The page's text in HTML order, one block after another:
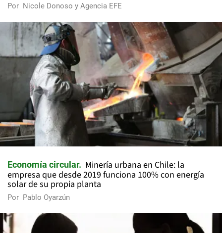
Por Nicole Donoso y Agencia EFE
Economía circular
Minería urbana en Chile: la
empresa que desde 2019 funciona 100% con energía
solar de su propia planta
Por Pablo Oyarzún